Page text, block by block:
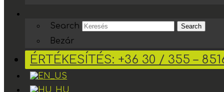
Search Search
Bezár
ÉRTÉKESÍTÉS: +36 30 / 355 –